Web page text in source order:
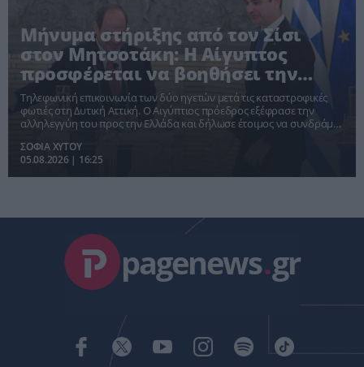
Μήνυμα στήριξης από τον Σίσι
στον Μητσοτάκη: Η Αίγυπτος
προσφέρεται να βοηθήσει την
Ελλάδα για τις πυρκαγιές
Τηλεφωνική επικοινωνία των δύο ηγετών μετά τις καταστροφικές
φωτιές στη Δυτική Αττική. Ο Αιγύπτιος πρόεδρος εξέφρασε την
αλληλεγγύη του προς την Ελλάδα και δήλωσε έτοιμος να συνδράμει
την έμπρακτη στήριξη.
ΣΟΦΙΑ ΧΥΤΟΥ
05.08.2026 | 16:25
pagenews.gr